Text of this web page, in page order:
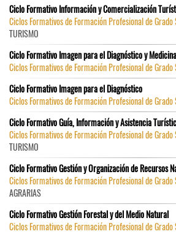
Ciclo Formativo Información y Comercialización
Ciclos Formativos de Formación Profesional de
TURISMO
Ciclo Formativo Imagen para el Diagnóstico y
Ciclos Formativos de Formación Profesional de
Ciclo Formativo Imagen para el Diagnóstico
Ciclos Formativos de Formación Profesional de
Ciclo Formativo Guía, Información y Asistencia
Ciclos Formativos de Formación Profesional de
TURISMO
Ciclo Formativo Gestión y Organización de Recursos
Ciclos Formativos de Formación Profesional de
AGRARIAS
Ciclo Formativo Gestión Forestal y del Medio Natural
Ciclos Formativos de Formación Profesional de